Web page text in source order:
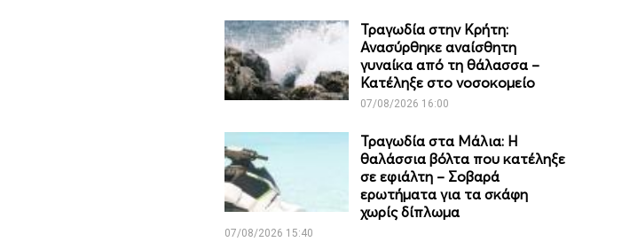
Τραγωδία στην Κρήτη:
Ανασύρθηκε αναίσθητη
γυναίκα από τη θάλασσα –
Κατέληξε στο νοσοκομείο
07/08/2026 16:00
Τραγωδία στα Μάλια: Η
θαλάσσια βόλτα που κατέληξε
σε εφιάλτη – Σοβαρά
ερωτήματα για τα σκάφη
χωρίς δίπλωμα
07/08/2026 15:40